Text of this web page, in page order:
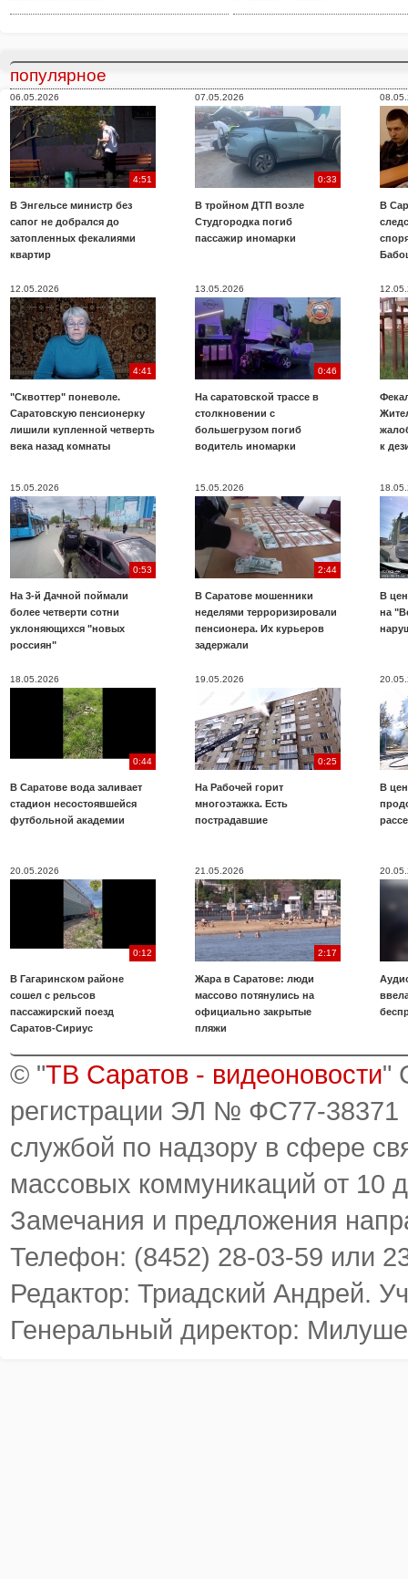
популярное
06.05.2026
4:51
В Энгельсе министр без
сапог не добрался до
затопленных фекалиями
квартир
07.05.2026
0:33
В тройном ДТП возле
Студгородка погиб
пассажир иномарки
В
12.05.2026
4:41
"Сквоттер" поневоле.
Саратовскую пенсионерку
лишили купленной четверть
века назад комнаты
13.05.2026
0:46
На саратовской трассе в
столкновении с
большегрузом погиб
водитель иномарки
к
15.05.2026
0:53
На 3-й Дачной поймали
более четверти сотни
уклоняющихся "новых
россиян"
15.05.2026
2:44
В Саратове мошенники
неделями терроризировали
пенсионера. Их курьеров
задержали
В
на
18.05.2026
0:44
В Саратове вода заливает
стадион несостоявшейся
футбольной академии
19.05.2026
0:25
На Рабочей горит
многоэтажка. Есть
пострадавшие
В
20.05.2026
0:12
В Гагаринском районе
сошел с рельсов
пассажирский поезд
Саратов-Сириус
21.05.2026
2:17
Жара в Саратове: люди
массово потянулись на
официально закрытые
пляжи
© "ТВ Саратов - видеоновости"
регистрации ЭЛ № ФС77-38371
службой по надзору в сфере
массовых коммуникаций от 10
Замечания и предложения
Телефон: (8452) 28-03-59 или
Редактор: Триадский Андрей.
Генеральный директор: